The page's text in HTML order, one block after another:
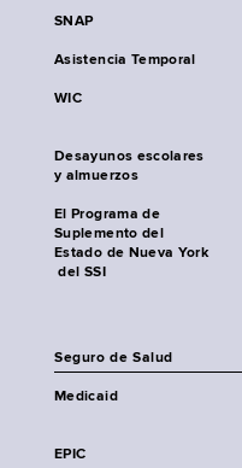
SNAP
Asistencia Temporal
WIC
Desayunos escolares
y almuerzos
El Programa de
Suplemento del
Estado de Nueva York
del SSI
Seguro de Salud
Medicaid
EPIC